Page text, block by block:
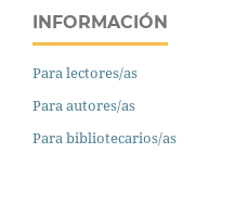
INFORMACIÓN
Para lectores/as
Para autores/as
Para bibliotecarios/as